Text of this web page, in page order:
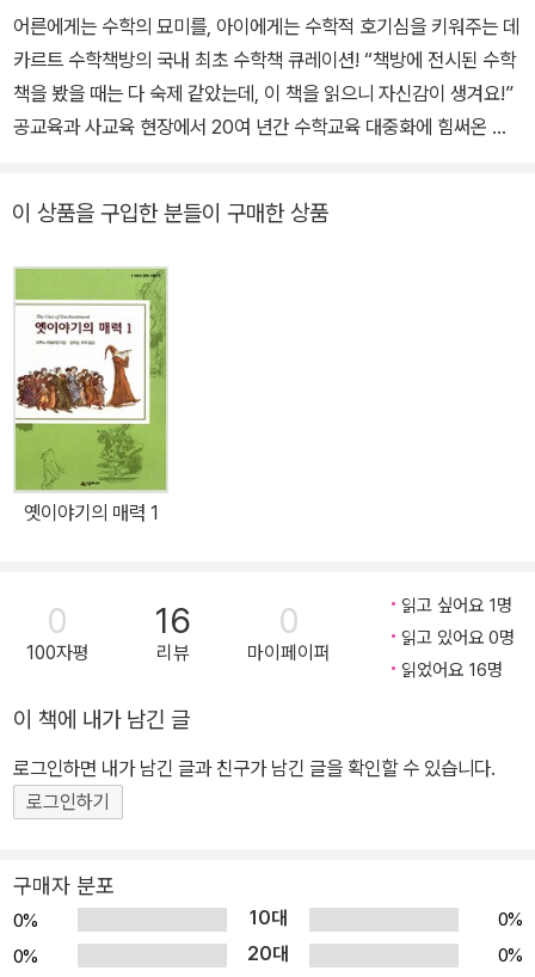
어른에게는 수학의 묘미를, 아이에게는 수학적 호기심을 키워주는 데
카르트 수학책방의 국내 최초 수학책 큐레이션! “책방에 전시된 수학
책을 봤을 때는 다 숙제 같았는데, 이 책을 읽으니 자신감이 생겨요!”
공교육과 사교육 현장에서 20여 년간 수학교육 대중화에 힘써온 강
만나는 다양한 사람의 고민을 가까이서 들으며 아이와 부모, 교사 그
리고 마니아층에 필요한 수학책이 무엇인지 고심하기 시작했고, 그
고민의 결과를 이 책에 고스란히 담았다. 데카르트 수학책방에 문제
집이 없는 것처럼, 수학을 문제가 아니라 하나의 교양이자 세상에 대
한 호기심으로 접해야 수학과의 문제(불화)도 없다. 『문제 없는 수학
책』이라는 제목도 그렇게 탄생했다. 교사이자 연구자로서 지금까지
읽고 탐구한 책 중 연령별로, 수준별로 엄선해 이 책에 실었다. 그렇다
고 단순히 수학책 정보를 소개한다고 생각하면 큰 오해다. 독자의 니
즈에 맞게 책을 선정하되 책방을 찾는 사람들의 고민과 고충을 생생
하게 실었다. 아이를 키우는 부모라면 이 책에 나오는 수많은 사연 중
은 읽고 풀어야 하는 책이 아니라 귀 기울여 들어야 하는 책이다. PA
RT 1에서는 수학과 친해지기 위한 책을 4단계(미취학, 초등 저학년,
초등 중학년, 초등 고학년)로 나누어 소개한다. 아이들을 위한 책이지
도 함께 보면 좋다. PART 2에서는 수학에 대한 고민별로 에피소드
를 묶어 편견과 두려움을 버리고 수학의 세계로 빠져드는 데 유용한
책을 소개한다. 본격적으로 수학을 공부하는 중학생부터 수학을 다시
에게 길잡이가 될 책을 소개한다. “세상이 돌아가는 데 있어 수학이
차지하는 비중이 얼마나 큰지 실감하게 되면 수학에 고맙게 여기는
마음과 더불어 친근함, 든든함을 느낀다. 더 나아가 수학 연구를 직업
이 상품을 구입한 분들이 구매한 상품
옛이야기의 매력 1
0
100자평
16
리뷰
0
마이페이퍼
읽고 싶어요 1명
읽고 있어요 0명
읽었어요 16명
이 책에 내가 남긴 글
로그인하면 내가 남긴 글과 친구가 남긴 글을 확인할 수 있습니다.
로그인하기
구매자 분포
0% 10대
0%
0%
20대
0%